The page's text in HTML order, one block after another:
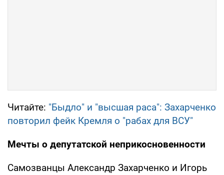
Читайте: "Быдло" и "высшая раса": Захарченко
повторил фейк Кремля о "рабах для ВСУ"
Мечты о депутатской неприкосновенности
Самозванцы Александр Захарченко и Игорь